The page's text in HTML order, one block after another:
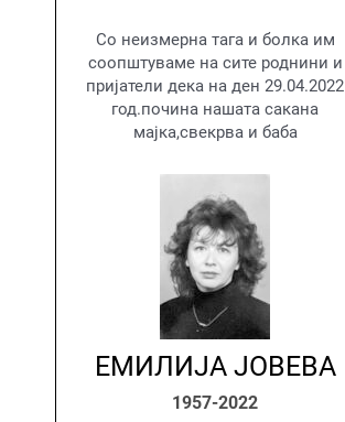
Со неизмерна тага и болка им
соопштуваме на сите роднини и
пријатели дека на ден 29.04.2022
год.почина нашата сакана
мајка,свекрва и баба
ЕМИЛИЈА ЈОВЕВА
1957-2022